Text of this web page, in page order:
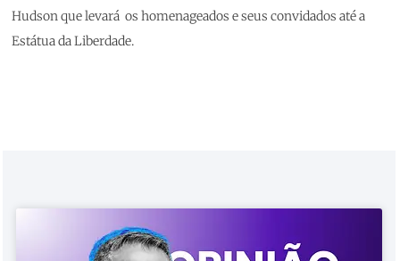
Hudson que levará os homenageados e seus convidados até a
Estátua da Liberdade.